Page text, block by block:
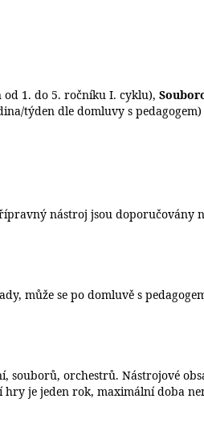
od 1. do 5. ročníku I. cyklu),
týden dle domluvy s pedagogem)
nástroj jsou doporučovány
může se po domluvě s
souborů, orchestrů. Nástrojové
je jeden rok, maximální doba